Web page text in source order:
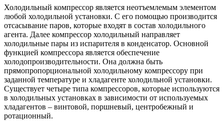
Холодильный компрессор является неотъемлемым элементом
любой холодильной установки. С его помощью производится
отсасывание паров, которые входят в состав холодильного
агента. Далее компрессор холодильный направляет
холодильные пары из испарителя в конденсатор. Основной
функцией компрессора является обеспечение
холодопроизводительности. Она должна быть
прямопропорциональной холодильному компрессору при
заданной температуре и хладагенте холодильной установки.
Существует четыре типа компрессоров, которые используются
в холодильных установках в зависимости от используемых
хладагентов – винтовой, поршневый, центробежный и
ротационный.